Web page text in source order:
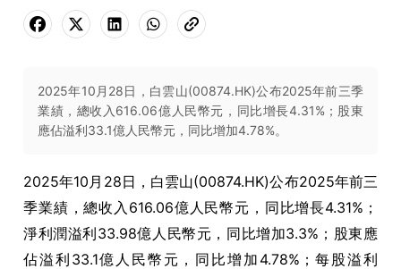
2025年10月28日，白雲山(00874.HK)公布2025年前三季
業績，總收入616.06億人民幣元，同比增長4.31%；股東
應佔溢利33.1億人民幣元，同比增加4.78%。
2025年10月28日，白雲山(00874.HK)公布2025年前三
季業績，總收入616.06億人民幣元，同比增長4.31%；
淨利潤溢利33.98億人民幣元，同比增加3.3%；股東應
佔溢利33.1億人民幣元，同比增加4.78%；每股溢利